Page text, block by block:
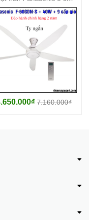
7.160.000₫